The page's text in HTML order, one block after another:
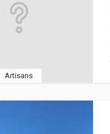
Artisans